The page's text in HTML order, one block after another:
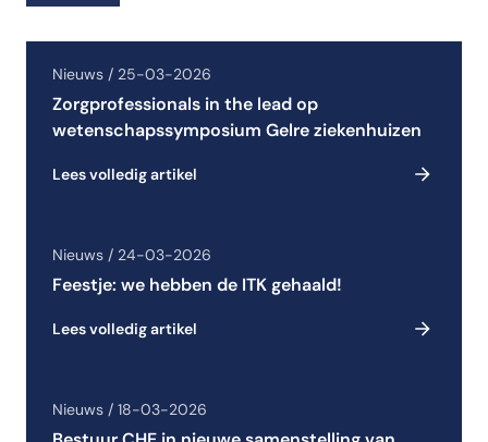
Nieuws / 25-03-2026
Zorgprofessionals in the lead op
wetenschapssymposium Gelre ziekenhuizen
Lees volledig artikel
Nieuws / 24-03-2026
Feestje: we hebben de ITK gehaald!
Lees volledig artikel
Nieuws / 18-03-2026